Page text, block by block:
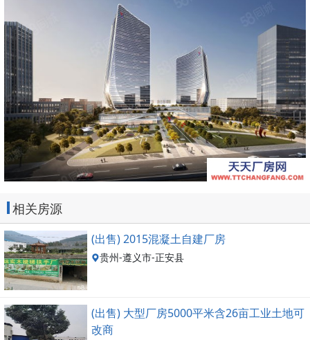
相关房源
(出售) 2015混凝土自建厂房
贵州-遵义市-正安县
(出售) 大型厂房5000平米含26亩工业土地可
改商